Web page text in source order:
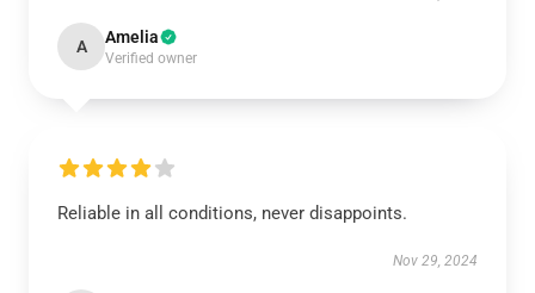
A Amelia
Verified owner
Reliable in all conditions, never disappoints.
Nov 29, 2024